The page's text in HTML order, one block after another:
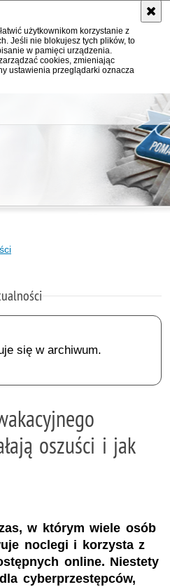
użytkownikom korzystanie z
Jeśli nie blokujesz tych plików, to
w pamięci urządzenia.
cookies, zmieniając
ustawienia przeglądarki oznacza
się w archiwum.
oszuści i jak
w którym wiele osób
noclegi i korzysta z
online. Niestety
cyberprzestępców,